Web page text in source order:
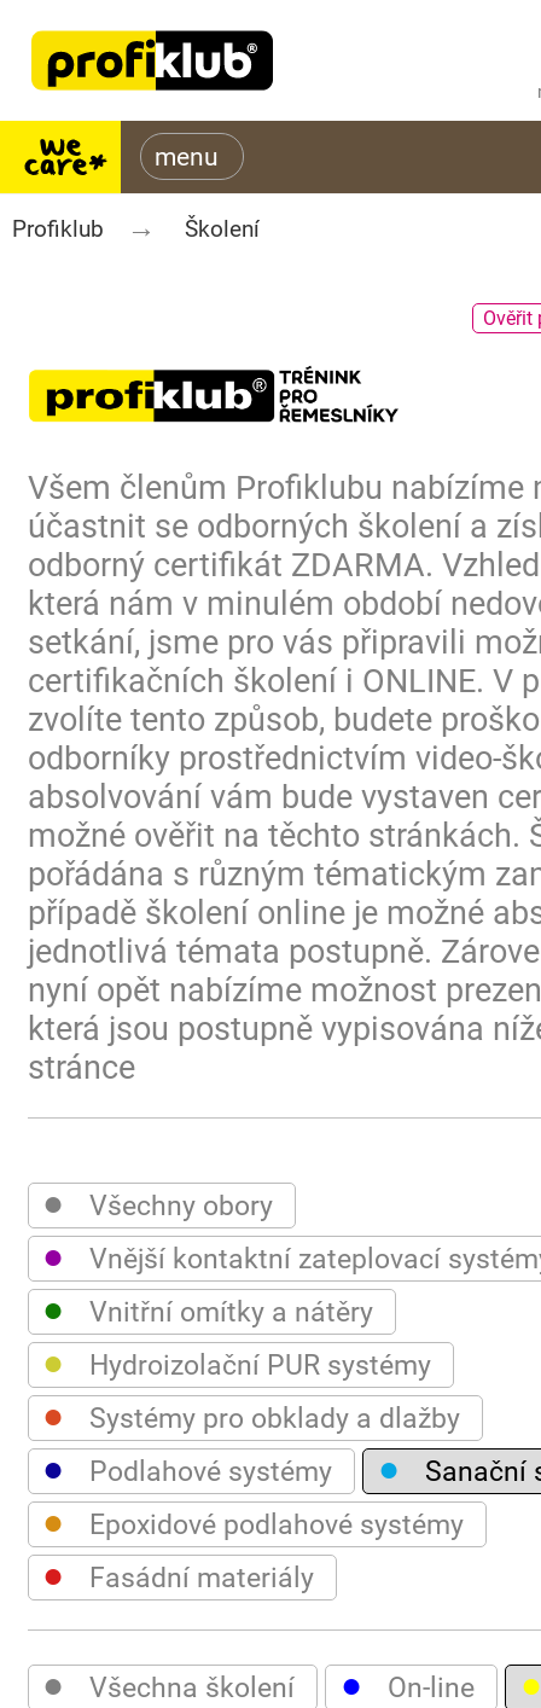
Profiklub Školení
Ověřit
Všem členům Profiklubu nabízíme
účastnit se odborných školení a
odborný certifikát ZDARMA.
která nám v minulém období
setkání, jsme pro vás připravili
certifikačních školení i ONLINE. V
zvolíte tento způsob, budete
odborníky prostřednictvím video-
absolvování vám bude vystaven
možné ověřit na těchto stránkách.
pořádána s různým tématickým
případě školení online je možné
jednotlivá témata postupně.
nyní opět nabízíme možnost
která jsou postupně vypisována
stránce
● Všechny obory
● Vnější kontaktní zateplovací
● Vnitřní omítky a nátěry
● Hydroizolační PUR systémy
● Systémy pro obklady a dlažby
● Podlahové systémy ● Sanační
● Epoxidové podlahové systémy
● Fasádní materiály
● Všechna školení ● On-line ●